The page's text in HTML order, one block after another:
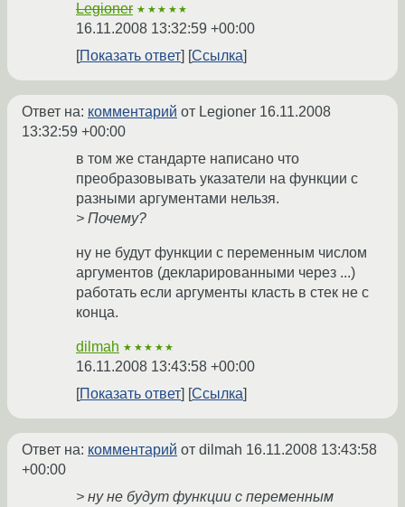
Legioner ★★★★★
16.11.2008 13:32:59 +00:00
Показать ответ
Ссылка
Ответ на: комментарий от Legioner 16.11.2008
13:32:59 +00:00
в том же стандарте написано что
преобразовывать указатели на функции с
разными аргументами нельзя.
> Почему?
ну не будут функции с переменным числом
аргументов (декларированными через ...)
работать если аргументы класть в стек не с
конца.
dilmah ★★★★★
16.11.2008 13:43:58 +00:00
Показать ответ
Ссылка
Ответ на: комментарий от dilmah 16.11.2008 13:43:58
+00:00
> ну не будут функции с переменным